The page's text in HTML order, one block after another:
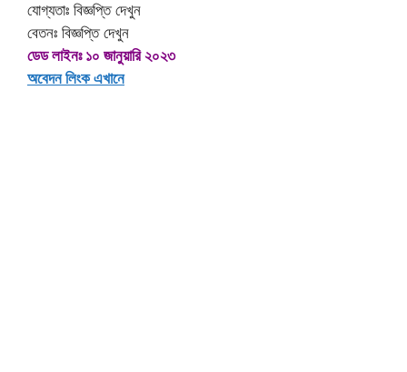
যোগ্যতাঃ বিজ্ঞপ্তি দেখুন
বেতনঃ বিজ্ঞপ্তি দেখুন
ডেড লাইনঃ ১০ জানুয়ারি ২০২৩
অবেদন লিংক এখানে